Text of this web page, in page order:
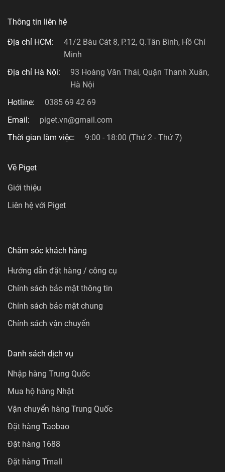
Thông tin liên hệ
Địa chỉ HCM:
41/2 Bàu Cát 8, P.12, Q.Tân Bình, Hồ Chí
Minh
Địa chỉ Hà Nội:
93 Hoàng Văn Thái, Quận Thanh Xuân,
Hà Nội
Hotline:
0385 69 42 69
Email:
piget.vn@gmail.com
Thời gian làm việc:
9:00 - 18:00 (Thứ 2 - Thứ 7)
Về Piget
Giới thiệu
Liên hệ với Piget
Chăm sóc khách hàng
Hướng dẫn đặt hàng / công cụ
Chính sách bảo mật thông tin
Chính sách bảo mật chung
Chính sách vận chuyển
Danh sách dịch vụ
Nhập hàng Trung Quốc
Mua hộ hàng Nhật
Vận chuyển hàng Trung Quốc
Đặt hàng Taobao
Đặt hàng 1688
Đặt hàng Tmall